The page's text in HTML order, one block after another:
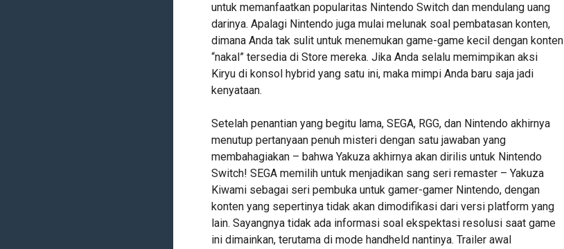
untuk memanfaatkan popularitas Nintendo Switch dan mendulang uang
darinya. Apalagi Nintendo juga mulai melunak soal pembatasan konten,
dimana Anda tak sulit untuk menemukan game-game kecil dengan konten
“nakal” tersedia di Store mereka. Jika Anda selalu memimpikan aksi
Kiryu di konsol hybrid yang satu ini, maka mimpi Anda baru saja jadi
kenyataan.
Setelah penantian yang begitu lama, SEGA, RGG, dan Nintendo akhirnya
menutup pertanyaan penuh misteri dengan satu jawaban yang
membahagiakan – bahwa Yakuza akhirnya akan dirilis untuk Nintendo
Switch! SEGA memilih untuk menjadikan sang seri remaster – Yakuza
Kiwami sebagai seri pembuka untuk gamer-gamer Nintendo, dengan
konten yang sepertinya tidak akan dimodifikasi dari versi platform yang
lain. Sayangnya tidak ada informasi soal ekspektasi resolusi saat game
ini dimainkan, terutama di mode handheld nantinya. Trailer awal